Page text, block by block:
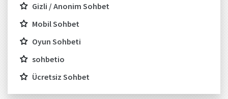
Gizli / Anonim Sohbet
Mobil Sohbet
Oyun Sohbeti
sohbetio
Ücretsiz Sohbet